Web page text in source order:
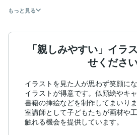
もっと見る
「親しみやすい」イラ
せくださ
イラストを見た人が思わず笑顔に
イラストが得意です。似顔絵やキ
書籍の挿絵などを制作してまいり
室講師として子どもたちが画材や
触れる機会を提供しています。